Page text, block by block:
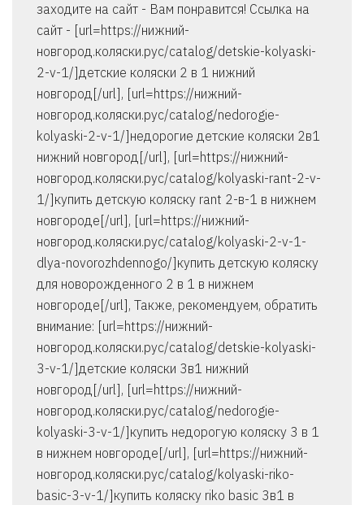
заходите на сайт - Вам понравится! Ссылка на
сайт - [url=https://нижний-
новгород.коляски.рус/catalog/detskie-kolyaski-
2-v-1/]детские коляски 2 в 1 нижний
новгород[/url], [url=https://нижний-
новгород.коляски.рус/catalog/nedorogie-
kolyaski-2-v-1/]недорогие детские коляски 2в1
нижний новгород[/url], [url=https://нижний-
новгород.коляски.рус/catalog/kolyaski-rant-2-v-
1/]купить детскую коляску rant 2-в-1 в нижнем
новгороде[/url], [url=https://нижний-
новгород.коляски.рус/catalog/kolyaski-2-v-1-
dlya-novorozhdennogo/]купить детскую коляску
для новорожденного 2 в 1 в нижнем
новгороде[/url], Также, рекомендуем, обратить
внимание: [url=https://нижний-
новгород.коляски.рус/catalog/detskie-kolyaski-
3-v-1/]детские коляски 3в1 нижний
новгород[/url], [url=https://нижний-
новгород.коляски.рус/catalog/nedorogie-
kolyaski-3-v-1/]купить недорогую коляску 3 в 1
в нижнем новгороде[/url], [url=https://нижний-
новгород.коляски.рус/catalog/kolyaski-riko-
basic-3-v-1/]купить коляску riko basic 3в1 в